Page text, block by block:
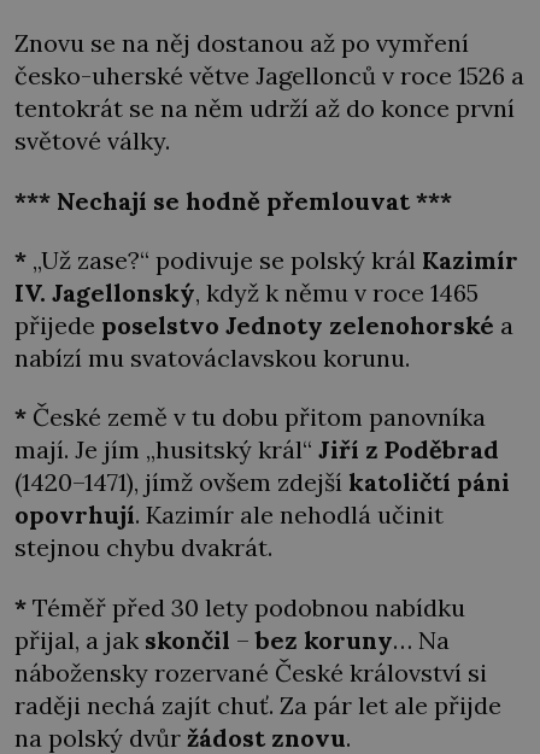
Znovu se na něj dostanou až po vymření
česko-uherské větve Jagellonců v roce 1526 a
tentokrát se na něm udrží až do konce první
světové války.
*** Nechají se hodně přemlouvat ***
* „Už zase?“ podivuje se polský král Kazimír
IV. Jagellonský, když k němu v roce 1465
přijede poselstvo Jednoty zelenohorské a
nabízí mu svatováclavskou korunu.
* České země v tu dobu přitom panovníka
mají. Je jím „husitský král“ Jiří z Poděbrad
(1420–1471), jímž ovšem zdejší katoličtí páni
opovrhují. Kazimír ale nehodlá učinit
stejnou chybu dvakrát.
* Téměř před 30 lety podobnou nabídku
přijal, a jak skončil –bez koruny… Na
nábožensky rozervané České království si
raději nechá zajít chuť. Za pár let ale přijde
na polský dvůr žádost znovu.